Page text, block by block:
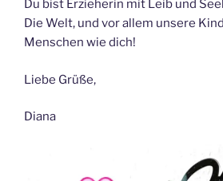
Du bist Erzieherin mit Leib und
Die Welt, und vor allem unsere
Menschen wie dich!
Liebe Grüße,
Diana